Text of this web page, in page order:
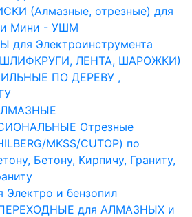
(Алмазные, отрезные) для
и Мини - УШМ
для Электроинструмента
ЛЕНТА, ШАРОЖКИ)
ПО ДЕРЕВУ ,
Отрезные
MKSS/CUTOP) по
Бетону, Кирпичу, Граниту,
и бензопил
для АЛМАЗНЫХ и